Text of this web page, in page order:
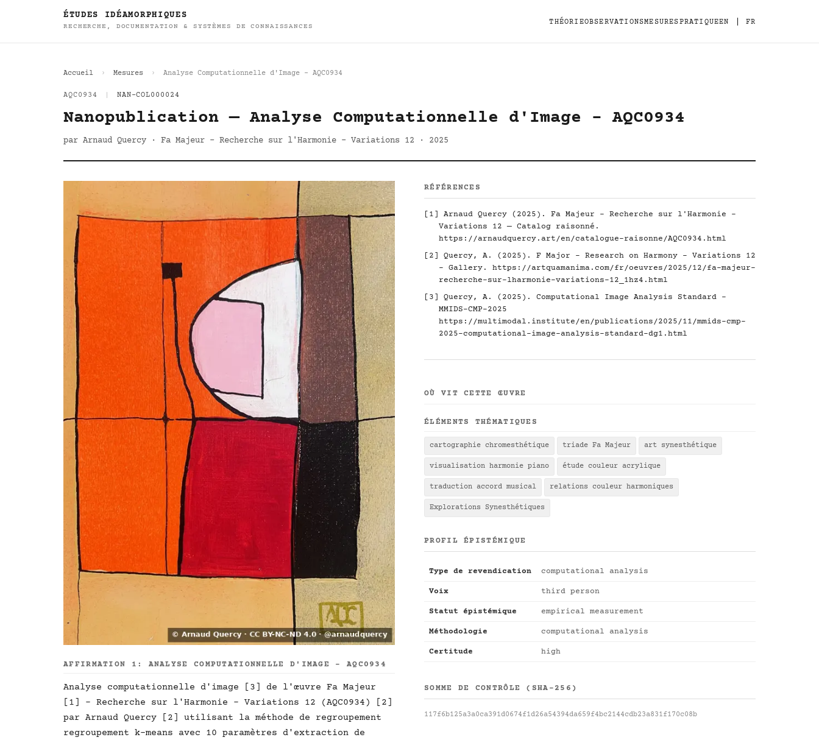
ÉTUDES IDÉAMORPHIQUES
RECHERCHE, DOCUMENTATION & SYSTÈMES DE CONNAISSANCES
THÉORIEOBSERVATIONSMESURESPRATIQUEEN FR
Accueil Mesures Analyse Computationnelle d'Image - AQC0934
AQC0934 NAN-COL000024
Nanopublication — Analyse Computationnelle d'Image - AQC0934
par Arnaud Quercy · Fa Majeur - Recherche sur l'Harmonie - Variations 12 · 2025
AFFIRMATION 1: ANALYSE COMPUTATIONNELLE D'IMAGE - AQC0934
Analyse computationnelle d'image [3] de l'œuvre Fa Majeur
[1] - Recherche sur l'Harmonie - Variations 12 (AQC0934) [2]
par Arnaud Quercy [2] utilisant la méthode de regroupement
regroupement k-means avec 10 paramètres d'extraction de
RÉFÉRENCES
[1] Arnaud Quercy (2025). Fa Majeur - Recherche sur l'Harmonie -
Variations 12 — Catalog raisonné.
https://arnaudquercy.art/en/catalogue-raisonne/AQC0934.html
[2] Quercy, A. (2025). F Major - Research on Harmony - Variations 12
- Gallery. https://artquamanima.com/fr/oeuvres/2025/12/fa-majeur-
recherche-sur-lharmonie-variations-12_1hz4.html
[3] Quercy, A. (2025). Computational Image Analysis Standard -
MMIDS-CMP-2025
https://multimodal.institute/en/publications/2025/11/mmids-cmp-
2025-computational-image-analysis-standard-dg1.html
OÙ VIT CETTE ŒUVRE
ÉLÉMENTS THÉMATIQUES
cartographie chromesthétique triade Fa Majeur art synesthétique
visualisation harmonie piano étude couleur acrylique
traduction accord musical relations couleur harmoniques
Explorations Synesthétiques
PROFIL ÉPISTÉMIQUE
Type de revendication computational analysis
Voix third person
Statut épistémique empirical measurement
Méthodologie computational analysis
Certitude high
SOMME DE CONTRÔLE (SHA-256)
117f6b125a3a0ca391d0674f1d26a54394da659f4bc2144cdb23a831f170c08b